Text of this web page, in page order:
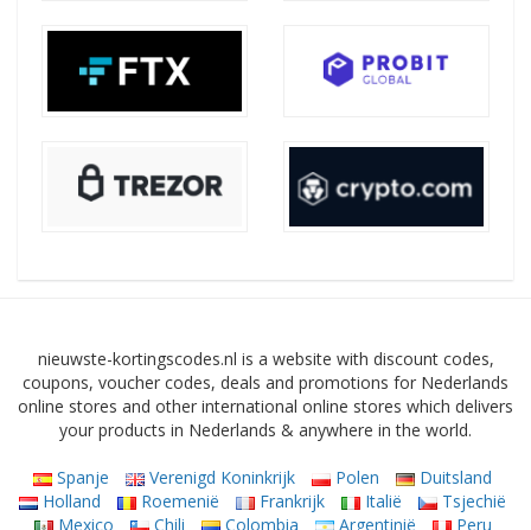
nieuwste-kortingscodes.nl is a website with discount codes,
coupons, voucher codes, deals and promotions for Nederlands
online stores and other international online stores which delivers
your products in Nederlands & anywhere in the world.
Spanje Verenigd Koninkrijk Polen
Duitsland
Holland
Roemenië Frankrijk Italië
Tsjechië
Mexico
Chili Colombia Argentinië Peru